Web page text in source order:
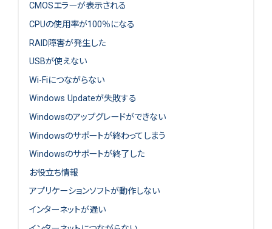
CMOSエラーが表示される
CPUの使用率が100％になる
RAID障害が発生した
USBが使えない
Wi-Fiにつながらない
Windows Updateが失敗する
Windowsのアップグレードができない
Windowsのサポートが終わってしまう
Windowsのサポートが終了した
お役立ち情報
アプリケーションソフトが動作しない
インターネットが遅い